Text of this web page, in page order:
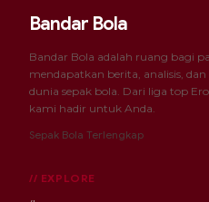
Bandar Bola
Bandar Bola adalah ruang bagi
mendapatkan berita, analisis,
dunia sepak bola. Dari liga top
kami hadir untuk Anda.
Sepak Bola Terlengkap
// EXPLORE